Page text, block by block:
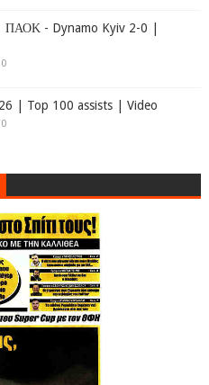
ΠΑΟΚ - Dynamo Kyiv 2-0 |
0
| Top 100 assists | Video
0